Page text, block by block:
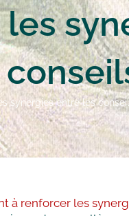
synergies entre les
à renforcer les